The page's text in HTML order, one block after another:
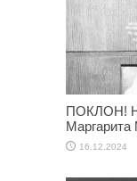
ПОКЛОН!
Маргарита
16.12.2024